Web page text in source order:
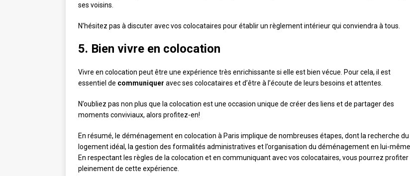
ses voisins.
N’hésitez pas à discuter avec vos colocataires pour établir un règlement intérieur qui conviendra à tous.
5. Bien vivre en colocation
Vivre en colocation peut être une expérience très enrichissante si elle est bien vécue. Pour cela, il est
essentiel de communiquer avec ses colocataires et d’être à l’écoute de leurs besoins et attentes.
N’oubliez pas non plus que la colocation est une occasion unique de créer des liens et de partager des
moments conviviaux, alors profitez-en!
En résumé, le déménagement en colocation à Paris implique de nombreuses étapes, dont la recherche du
logement idéal, la gestion des formalités administratives et l’organisation du déménagement en lui-même.
En respectant les règles de la colocation et en communiquant avec vos colocataires, vous pourrez profiter
pleinement de cette expérience.